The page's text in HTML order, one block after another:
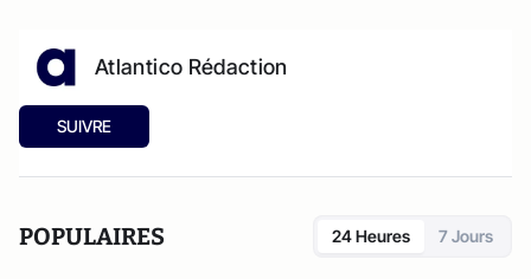
Atlantico Rédaction
SUIVRE
POPULAIRES 24 Heures 7 Jours